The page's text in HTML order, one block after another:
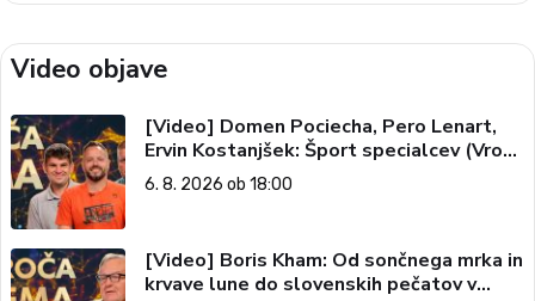
Video objave
[Video] Domen Pociecha, Pero Lenart,
Ervin Kostanjšek: Šport specialcev (Vroča
tema, 6. 8. 2026)
6. 8. 2026 ob 18:00
[Video] Boris Kham: Od sončnega mrka in
krvave lune do slovenskih pečatov v